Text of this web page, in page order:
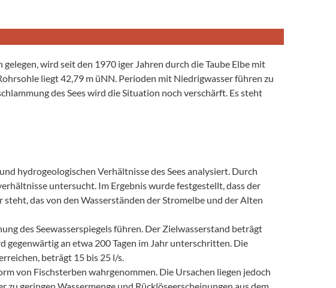
wird seit den 1970 iger Jahren durch die Taube Elbe mit
liegt 42,79 m üNN. Perioden mit Niedrigwasser führen zu
des Sees wird die Situation noch verschärft. Es steht
hydrogeologischen Verhältnisse des Sees analysiert. Durch
untersucht. Im Ergebnis wurde festgestellt, dass der
das von den Wasserständen der Stromelbe und der Alten
des Seewasserspiegels führen. Der Zielwasserstand beträgt
an etwa 200 Tagen im Jahr unterschritten. Die
beträgt 15 bis 25 l/s.
von Fischsterben wahrgenommen. Die Ursachen liegen jedoch
geringen Wassermenge und Rücklöseerscheinungen aus dem